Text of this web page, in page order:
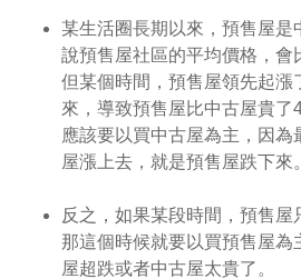
某生活圈長期以來，預售屋是
說預售屋社區的平均價格，會
但某個時間，預售屋領先起漲
來，導致預售屋比中古屋貴了
應該要以買中古屋為主，因
屋漲上去，就是預售屋跌下來。
反之，如果某段時間，預售屋
那這個時候就要以買預售屋為
屋超跌或者中古屋太貴了。